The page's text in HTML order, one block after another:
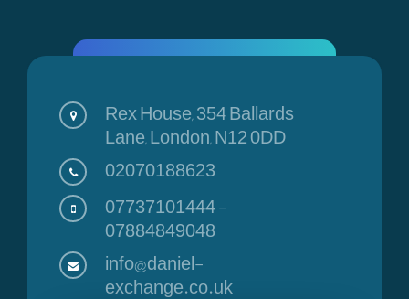
Rex House, 354 Ballards
Lane, London, N12 0DD
02070188623
07737101444-
07884849048
info@daniel-
exchange.co.uk